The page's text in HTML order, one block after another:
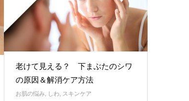
老けて見える？ 下まぶたのシワ
の原因＆解消ケア方法
お肌の悩み しわ スキンケア